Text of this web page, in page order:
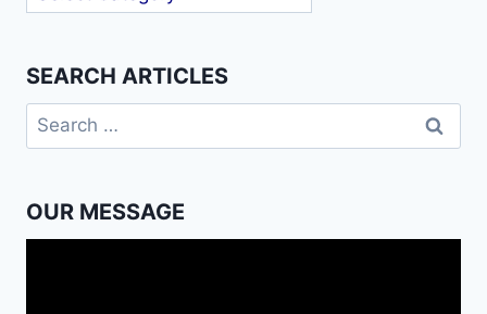
SEARCH ARTICLES
Search
for:
OUR MESSAGE